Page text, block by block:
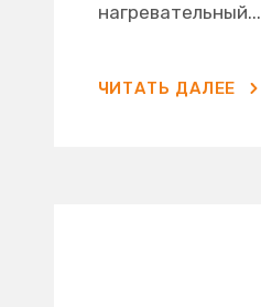
нагревательный...
ЧИТАТЬ ДАЛЕЕ